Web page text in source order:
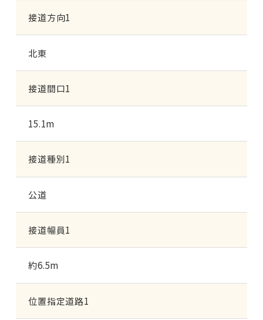
接道方向1
北東
接道間口1
15.1m
接道種別1
公道
接道幅員1
約6.5m
位置指定道路1